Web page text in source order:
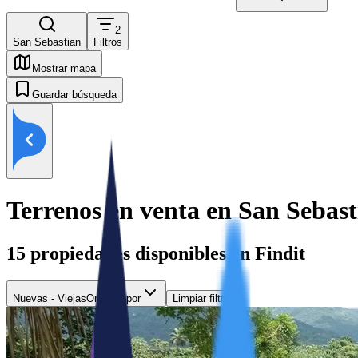
San Sebastian
2
Filtros
Mostrar mapa
Guardar búsqueda
Terrenos en venta en San
15 propiedades disponibles en Findit
Nuevas - ViejasOrdenar por Limpiar filtros